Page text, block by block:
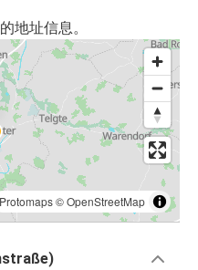
地址信息。
Protomaps©OpenStreetMap